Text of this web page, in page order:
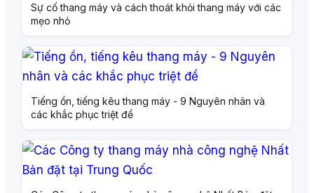
Sự cố thang máy và cách thoát khỏi thang máy với các
mẹo nhỏ
Tiếng ồn, tiếng kêu thang máy - 9 Nguyên nhân và
các khắc phục triệt để